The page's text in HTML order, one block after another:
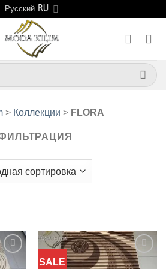
Русский
> Коллекции > FLORA
SALE
Добавить